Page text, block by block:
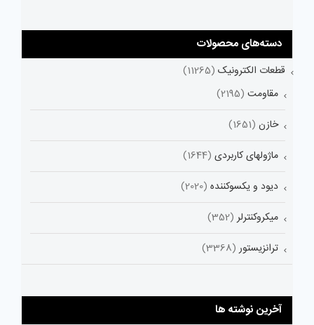
دسته‌های محصولات
قطعات الکترونیک (11265)
مقاومت (2195)
خازن (1651)
ماژولهای کاربردی (1644)
دیود و یکسوکننده (2020)
میکروکنترلر (352)
ترانزیستور (3368)
آخرین نوشته ها